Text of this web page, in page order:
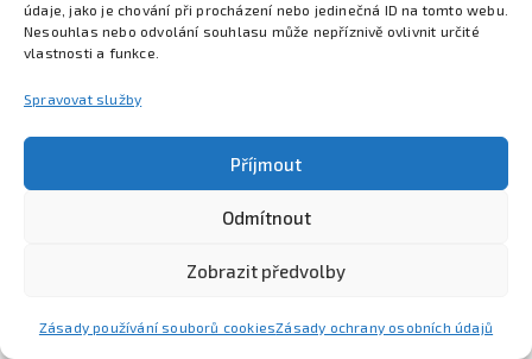
údaje, jako je chování při procházení nebo jedinečná ID na tomto webu.
Nesouhlas nebo odvolání souhlasu může nepříznivě ovlivnit určité
vlastnosti a funkce.
Spravovat služby
Příjmout
Odmítnout
Zobrazit předvolby
Zásady používání souborů cookiesZásady ochrany osobních údajů